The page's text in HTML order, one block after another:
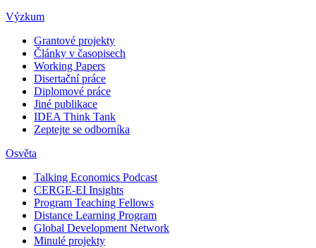
Výzkum
Grantové projekty
Články v časopisech
Working Papers
Disertační práce
Diplomové práce
Jiné publikace
IDEA Think Tank
Zeptejte se odborníka
Osvěta
Talking Economics Podcast
CERGE-EI Insights
Program Teaching Fellows
Distance Learning Program
Global Development Network
Minulé projekty